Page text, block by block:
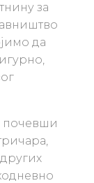
за
да
почевши